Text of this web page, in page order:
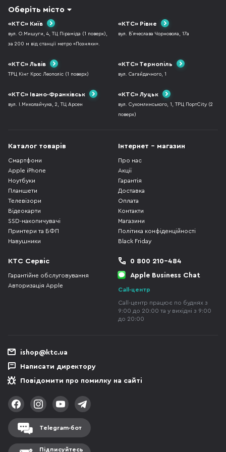
Оберіть місто
«КТС» Київ
вул. О.Мишуги, 4, ТЦ Піраміда (1 поверх),
за 200 м від станції метро «Позняки».
«КТС» Рівне
вул. В`ячеслава Чорновола, 17а
«КТС» Львів
ТРЦ Кінг Крос Леополіс (1 поверх)
«КТС» Тернопіль
вул. Сагайдачного, 1
«КТС» Івано-Франківськ
вул. І.Миколайчука, 2, ТЦ Арсен
«КТС» Луцьк
вул. Сухомлинського, 1, ТРЦ ПортCity (2
поверх)
Каталог товарів
Смартфони
Apple iPhone
Ноутбуки
Планшети
Телевізори
Відеокарти
SSD-накопичувачі
Принтери та БФП
Навушники
Інтернет - магазин
Про нас
Акції
Гарантія
Доставка
Оплата
Контакти
Магазини
Політика конфіденційності
Black Friday
КТС Сервіс
Гарантійне обслуговування
Авторизація Apple
0 800 210-484
Apple Business Chat
Call-центр
Call-центр працює по буднях з
9:00 до 20:00 та у вихідні з 9:00
до 20:00
ishop@ktc.ua
Написати директору
Повідомити про помилку на сайті
Telegram-бот
Підписуйтесь